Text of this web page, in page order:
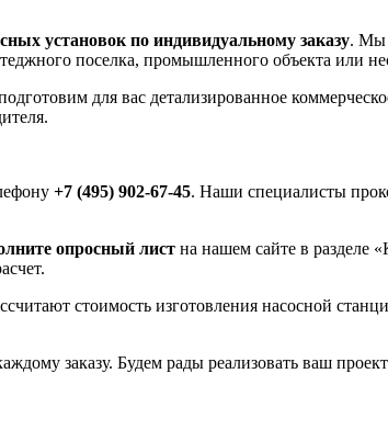
установок по индивидуальному заказу. Мы
поселка, промышленного объекта или
для вас детализированное
+7 (495) 902-67-45. Наши специалисты
опросный лист на нашем сайте в разделе
стоимость изготовления насосной
заказу. Будем рады реализовать ваш